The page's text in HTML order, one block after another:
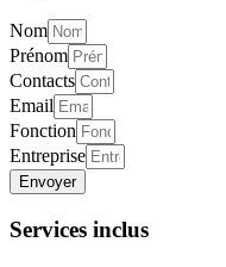
Nom
Prénom
Contacts
Email
Fonction
Entreprise
Envoyer
Services inclus